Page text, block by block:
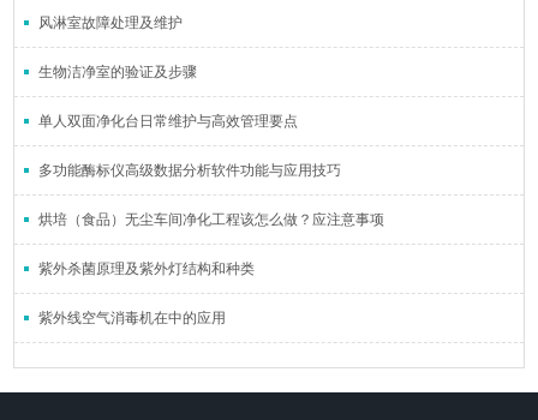
风淋室故障处理及维护
生物洁净室的验证及步骤
单人双面净化台日常维护与高效管理要点
多功能酶标仪高级数据分析软件功能与应用技巧
烘培（食品）无尘车间净化工程该怎么做？应注意事项
紫外杀菌原理及紫外灯结构和种类
紫外线空气消毒机在中的应用